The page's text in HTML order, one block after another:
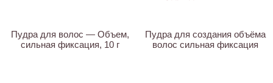
Пудра для волос — Объем,
сильная фиксация, 10 г
Пудра для создания объёма
волос сильная фиксация